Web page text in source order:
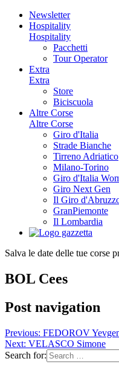
Newsletter
Hospitality
Hospitality
Pacchetti
Tour Operator
Extra
Extra
Store
Biciscuola
Altre Corse
Altre Corse
Giro d'Italia
Strade Bianche
Tirreno Adriatico
Milano-Torino
Giro d'Italia
Giro Next Gen
Il Giro
GranPiemonte
Il Lombardia
Salva le date delle tue corse
BOL Cees
Post navigation
Previous: FEDOROV
Next: VELASCO Simone
Search for: